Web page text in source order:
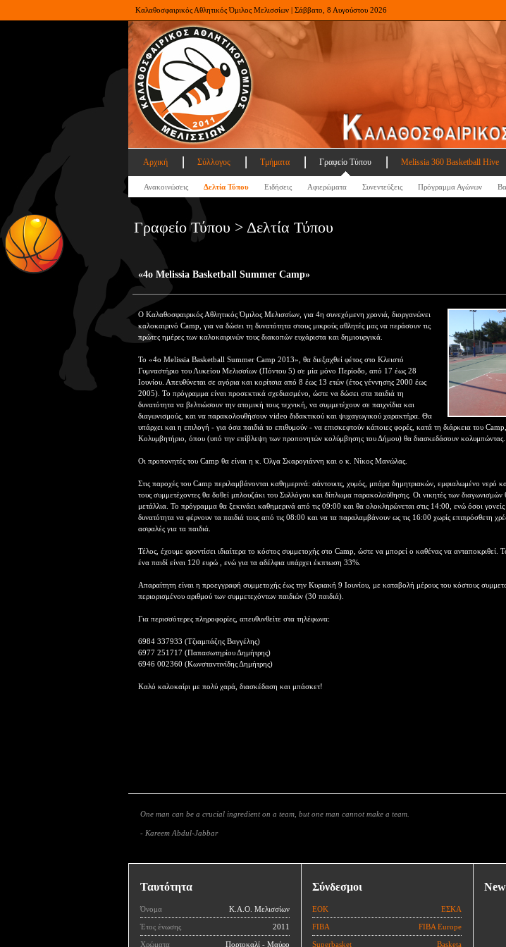
Καλαθοσφαιρικός Αθλητικός Όμιλος Μελισσίων | Σάββατο, 8 Αυγούστου 2026
Αρχική Σύλλογος Τμήματα Γραφείο Τύπου Melissia 360 Basketball Hive
Ανακοινώσεις Δελτία Τύπου Ειδήσεις Αφιερώματα Συνεντεύξεις Πρόγραμμα Αγώνων
Γραφείο Τύπου > Δελτία Τύπου
«4ο Melissia Basketball Summer Camp»
Ο Καλαθοσφαιρικός Αθλητικός Όμιλος Μελισσίων, για 4η συνεχόμενη χρονιά, διοργανώνει
καλοκαιρινό Camp, για να δώσει τη δυνατότητα στους μικρούς αθλητές μας να περάσουν τις
πρώτες ημέρες των καλοκαιρινών τους διακοπών ευχάριστα και δημιουργικά.
Το «4o Melissia Basketball Summer Camp 2013», θα διεξαχθεί φέτος στο Κλειστό
Γυμναστήριο του Λυκείου Μελισσίων (Πόντου 5) σε μία μόνο Περίοδο, από 17 έως 28
Ιουνίου. Απευθύνεται σε αγόρια και κορίτσια από 8 έως 13 ετών (έτος γέννησης 2000 έως
2005). Το πρόγραμμα είναι προσεκτικά σχεδιασμένο, ώστε να δώσει στα παιδιά τη
δυνατότητα να βελτιώσουν την ατομική τους τεχνική, να συμμετέχουν σε παιχνίδια και
διαγωνισμούς, και να παρακολουθήσουν video διδακτικού και ψυχαγωγικού χαρακτήρα. Θα
υπάρχει και η επιλογή - για όσα παιδιά το επιθυμούν - να επισκεφτούν κάποιες φορές, κατά τη διάρκεια του
Κολυμβητήριο, όπου (υπό την επίβλεψη των προπονητών κολύμβησης του Δήμου) θα διασκεδάσουν κολυμπώντας.
Οι προπονητές του Camp θα είναι η κ. Όλγα Σκαρογιάννη και ο κ. Νίκος Μανώλας.
Στις παροχές του Camp περιλαμβάνονται καθημερινά: σάντουιτς, χυμός, μπάρα δημητριακών, εμφιαλωμένο νερό
τους συμμετέχοντες θα δοθεί μπλουζάκι του Συλλόγου και δίπλωμα παρακολούθησης. Οι νικητές των
μετάλλια. Το πρόγραμμα θα ξεκινάει καθημερινά από τις 09:00 και θα ολοκληρώνεται στις 14:00, ενώ όσοι
δυνατότητα να φέρνουν τα παιδιά τους από τις 08:00 και να τα παραλαμβάνουν ως τις 16:00 χωρίς επιπρόσθετη
ασφαλές για τα παιδιά.
Τέλος, έχουμε φροντίσει ιδιαίτερα το κόστος συμμετοχής στο Camp, ώστε να μπορεί ο καθένας να ανταποκριθεί.
ένα παιδί είναι 120 ευρώ , ενώ για τα αδέλφια υπάρχει έκπτωση 33%.
Απαραίτητη είναι η προεγγραφή συμμετοχής έως την Κυριακή 9 Ιουνίου, με καταβολή μέρους του κόστους
περιορισμένου αριθμού των συμμετεχόντων παιδιών (30 παιδιά).
Για περισσότερες πληροφορίες, απευθυνθείτε στα τηλέφωνα:
6984 337933 (Τζιαμπάζης Βαγγέλης)
6977 251717 (Παπασωτηρίου Δημήτρης)
6946 002360 (Κωνσταντινίδης Δημήτρης)
Καλό καλοκαίρι με πολύ χαρά, διασκέδαση και μπάσκετ!
One man can be a crucial ingredient on a team, but one man cannot make a team.
- Kareem Abdul-Jabbar
Ταυτότητα
Όνομα Κ.Α.Ο. Μελισσίων
Έτος ένωσης 2011
Χρώματα Πορτοκαλί - Μαύρο
Σύνδεσμοι
ΕΟΚ ΕΣΚΑ
FIBA FIBA Europe
Basketa
Superbasket